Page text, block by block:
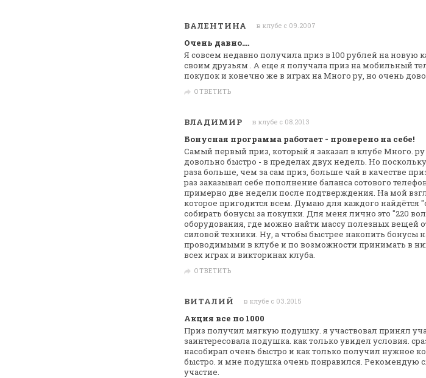
ВАЛЕНТИНА в клубе с 09.2007
Очень давно....
Я совсем недавно получила приз в 100 рублей на новую
своим друзьям . А еще я получала приз на мобильный
покупок и конечно же в играх на Многору, но очень
ОТВЕТИТЬ
ВЛАДИМИР в клубе с 08.2013
Бонусная программа работает - проверено на себе!
Самый первый приз, который я заказал в клубе Много. ру
довольно быстро - в пределах двух недель. Но
раза больше, чем за сам приз, больше чай в качестве
раз заказывал себе пополнение баланса сотового
примерно две недели после подтверждения. На мой
которое пригодится всем. Думаю для каждого найдётся
собирать бонусы за покупки. Для меня лично это "220
оборудования, где можно найти массу полезных вещей
силовой техники. Ну, а чтобы быстрее накопить бонусы
проводимыми в клубе и по возможности принимать в
всех играх и викторинах клуба.
ОТВЕТИТЬ
ВИТАЛИЙ в клубе с 03.2015
Акция все по 1000
Приз получил мягкую подушку. я участвовал принял
заинтересовала подушка. кактолько увидел условия.
насобирал очень быстро и как только получил нужное
быстро. и мне подушка очень понравился. Рекомендую
участие.